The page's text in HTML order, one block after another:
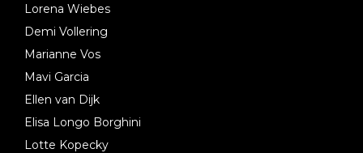
Lorena Wiebes
Demi Vollering
Marianne Vos
Mavi Garcia
Ellen van Dijk
Elisa Longo Borghini
Lotte Kopecky